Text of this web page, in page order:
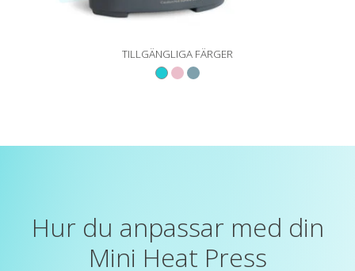
TILLGÄNGLIGA FÄRGER
Hur du anpassar med din
Mini Heat Press